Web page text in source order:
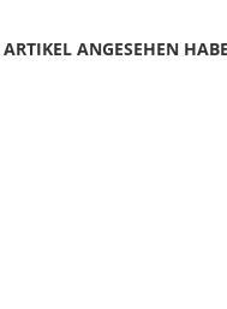
ANGESEHEN